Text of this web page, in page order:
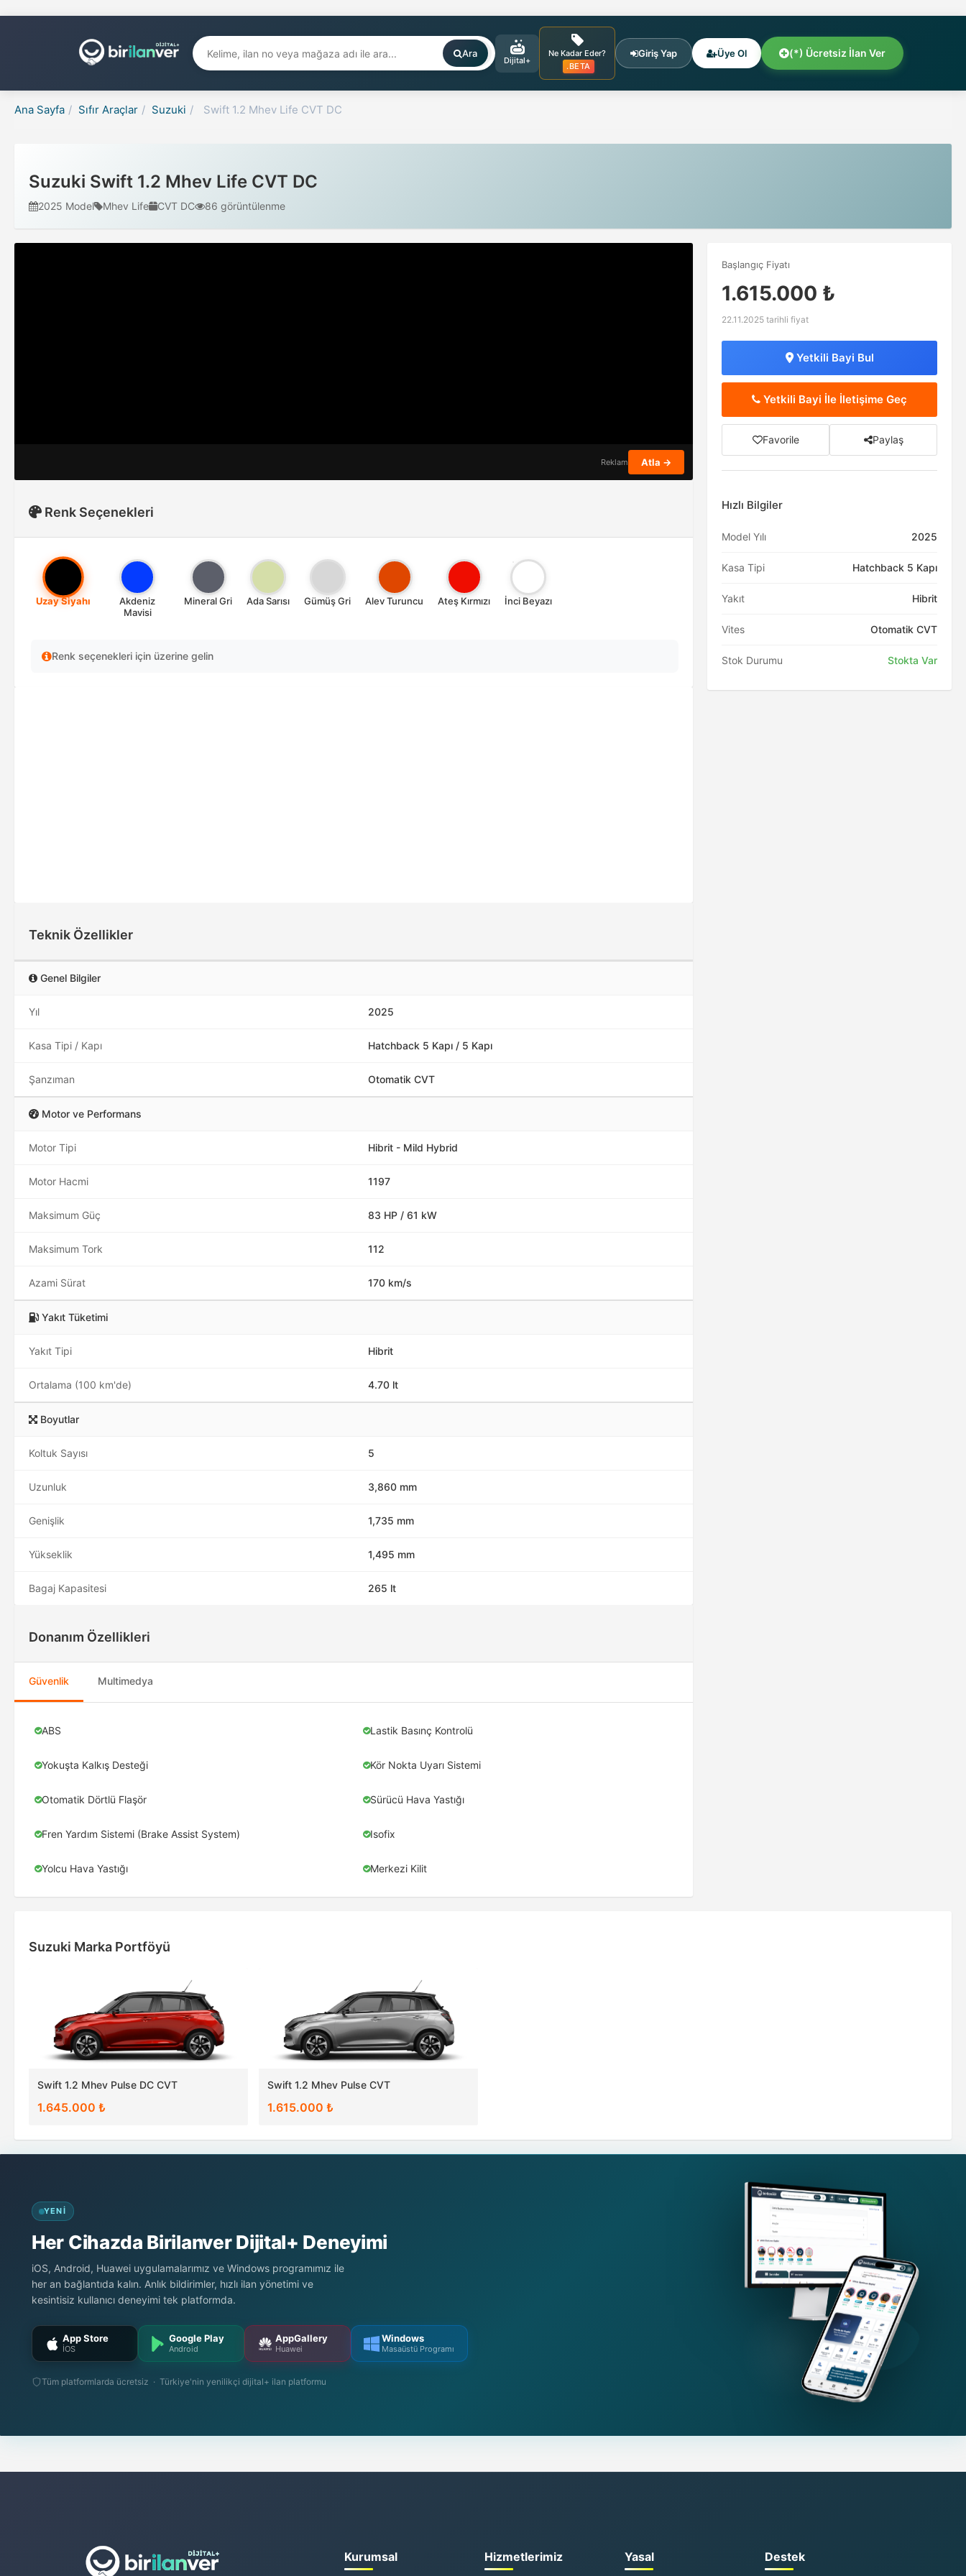
Ara
Dijital+
Ne Kadar Eder?
.BETA
Giriş Yap Üye Ol (*) Ücretsiz İlan Ver
Ana Sayfa / Sıfır Araçlar / Suzuki / Swift 1.2 Mhev Life CVT DC
Suzuki Swift 1.2 Mhev Life CVT DC
2025 Model Mhev Life CVT DC 86 görüntülenme
Reklam Atla →
Renk Seçenekleri
Uzay Siyahı
Akdeniz
Mavisi
Mineral Gri Ada Sarısı Gümüş Gri Alev Turuncu Ateş Kırmızı İnci Beyazı
Renk seçenekleri için üzerine gelin
Teknik Özellikler
Genel Bilgiler
Yıl 2025
Kasa Tipi / Kapı Hatchback 5 Kapı / 5 Kapı
Şanzıman Otomatik CVT
Motor ve Performans
Motor Tipi Hibrit - Mild Hybrid
Motor Hacmi 1197
Maksimum Güç 83 HP / 61 kW
Maksimum Tork 112
Azami Sürat 170 km/s
Yakıt Tüketimi
Yakıt Tipi Hibrit
Ortalama (100 km'de) 4.70 lt
Boyutlar
Koltuk Sayısı 5
Uzunluk 3,860 mm
Genişlik 1,735 mm
Yükseklik 1,495 mm
Bagaj Kapasitesi 265 lt
Donanım Özellikleri
Güvenlik Multimedya
ABS Lastik Basınç Kontrolü
Yokuşta Kalkış Desteği Kör Nokta Uyarı Sistemi
Otomatik Dörtlü Flaşör Sürücü Hava Yastığı
Fren Yardım Sistemi (Brake Assist System) Isofix
Yolcu Hava Yastığı Merkezi Kilit
Başlangıç Fiyatı
1.615.000 ₺
22.11.2025 tarihli fiyat
Yetkili Bayi Bul
Yetkili Bayi İle İletişime Geç
Favorile Paylaş
Hızlı Bilgiler
Model Yılı 2025
Kasa Tipi Hatchback 5 Kapı
Yakıt Hibrit
Vites Otomatik CVT
Stok Durumu Stokta Var
Suzuki Marka Portföyü
Swift 1.2 Mhev Pulse DC CVT
1.645.000 ₺
Swift 1.2 Mhev Pulse CVT
1.615.000 ₺
YENI
Her Cihazda Birilanver Dijital+ Deneyimi
iOS, Android, Huawei uygulamalarımız ve Windows programımız ile
her an bağlantıda kalın. Anlık bildirimler, hızlı ilan yönetimi ve
kesintisiz kullanıcı deneyimi tek platformda.
App Store
İOS
Google Play
Android
AppGallery
Huawei
Windows
Masaüstü Programı
Tüm platformlarda ücretsiz · Türkiye'nin yenilikçi dijital+ ilan platformu
Kurumsal Hizmetlerimiz Yasal Destek